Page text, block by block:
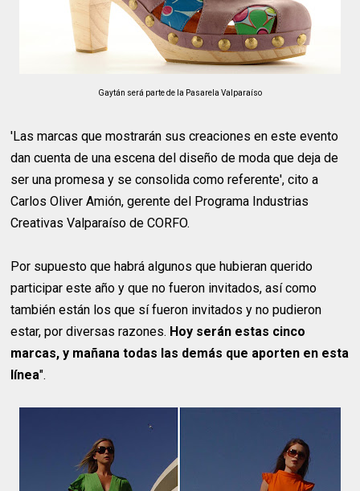
Gaytán será parte de la Pasarela Valparaíso
'Las marcas que mostrarán sus creaciones en este evento
dan cuenta de una escena del diseño de moda que deja de
ser una promesa y se consolida como referente', cito a
Carlos Oliver Amión, gerente del Programa Industrias
Creativas Valparaíso de CORFO.
Por supuesto que habrá algunos que hubieran querido
participar este año y que no fueron invitados, así como
también están los que sí fueron invitados y no pudieron
estar, por diversas razones. Hoy serán estas cinco
marcas, y mañana todas las demás que aporten en esta
línea".